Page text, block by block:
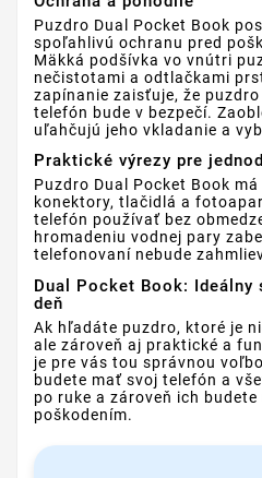
Puzdro Dual Pocket Book
spoľahlivú ochranu pred
Mäkká podšívka vo vnútri
nečistotami a odtlačkami
zapínanie zaisťuje, že
telefón bude v bezpečí.
uľahčujú jeho vkladanie a
Praktické výrezy pre
Puzdro Dual Pocket Book
konektory, tlačidlá a
telefón používať bez
hromadeniu vodnej pary
telefonovaní nebude
Dual Pocket Book: Ideálny
deň
Ak hľadáte puzdro, ktoré je
ale zároveň aj praktické a
je pre vás tou správnou
budete mať svoj telefón a
po ruke a zároveň ich
poškodením.